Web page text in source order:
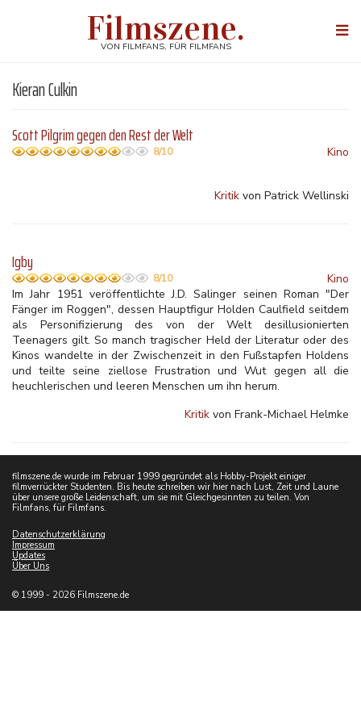
Filmszene.
VON FILMFANS, FÜR FILMFANS
Kieran Culkin
Scott Pilgrim gegen den Rest der Welt
8/10 Kino
Kritik von Patrick Wellinski
Igby
8/10
Kino
Im Jahr 1951 veröffentlichte J.D. Salinger seinen Roman "Der
Fänger im Roggen", dessen Hauptfigur Holden Caulfield seitdem
als Personifizierung des von der Welt desillusionierten
Teenagers gilt. So manch tragischer Held der Literatur oder des
Kinos wandelte in der Zwischenzeit in den Fußstapfen Holdens
und teilte seine ziellose Frustration und Wut gegen all die
heuchlerischen und leeren Menschen um ihn herum.
Kritik von Frank-Michael Helmke
filmszene.de wurde im Februar 1999 gegründet als Hobby-Projekt einiger
filmverrückter Studenten. Bis heute schreiben wir hier nach Lust, Zeit und Laune
über unsere große Leidenschaft, um sie mit Gleichgesinnten zu teilen. Von
Filmfans, für Filmfans.
Datenschutzerklärung
Impressum
Updates
Über Uns
© 1999 - 2026 Filmszene.de